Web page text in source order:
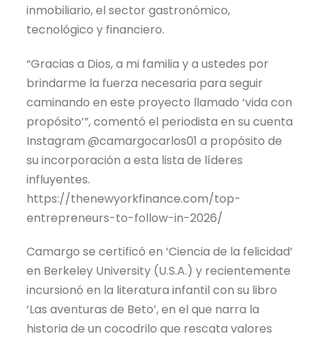
inmobiliario, el sector gastronómico,
tecnológico y financiero.
“Gracias a Dios, a mi familia y a ustedes por
brindarme la fuerza necesaria para seguir
caminando en este proyecto llamado ‘vida con
propósito’”, comentó el periodista en su cuenta
Instagram @camargocarlos01 a propósito de
su incorporación a esta lista de líderes
influyentes.
https://thenewyorkfinance.com/top-
entrepreneurs-to-follow-in-2026/
Camargo se certificó en ‘Ciencia de la felicidad’
en Berkeley University (U.S.A.) y recientemente
incursionó en la literatura infantil con su libro
‘Las aventuras de Beto’, en el que narra la
historia de un cocodrilo que rescata valores